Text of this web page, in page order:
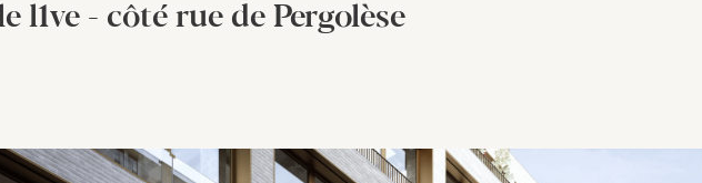
l1ve - côté rue de Pergolèse